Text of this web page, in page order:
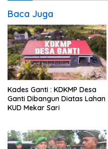
Baca Juga
Kades Ganti : KDKMP Desa
Ganti Dibangun Diatas Lahan
KUD Mekar Sari